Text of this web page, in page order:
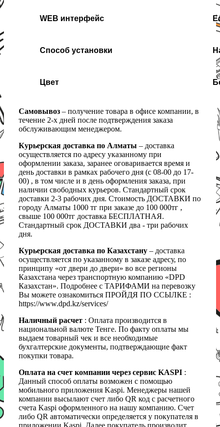
WEB интерфейс
Способ установки
Цвет
Самовывоз – получение товара в офисе компании, в
течение 2-х дней после подтверждения заказа
обслуживающим менеджером.
Курьерская доставка по Алматы – доставка
осуществляется по адресу указанному при
оформлении заказа, заранее оговаривается время и
день доставки в рамках рабочего дня (с 08-00 до 17-
00) , в том числе и в день оформления заказа, при
наличии свободных курьеров. Стандартный срок
доставки 2-3 рабочих дня. Стоимость ДОСТАВКИ по
городу Алматы 1000 тг при заказе до 100 000тг ,
свыше 100 000тг доставка БЕСПЛАТНАЯ.
Стандартный срок ДОСТАВКИ два - три рабочих
дня.
Курьерская доставка по Казахстану – доставка
осуществляется по указанному в заказе адресу, по
принципу «от двери до двери» во все регионы
Казахстана через транспортную компанию «DPD
Казахстан». Подробнее с ТАРИФАМИ на перевозку
Вы можете ознакомиться ПРОЙДЯ ПО ССЫЛКЕ :
https://www.dpd.kz/services/
Наличный расчет : Оплата производится в
национальной валюте Тенге. По факту оплаты мы
выдаем товарный чек и все необходимые
бухгалтерские документы, подтверждающие факт
покупки товара.
Оплата на счет компании через сервис KASPI :
Данный способ оплаты возможен с помощью
мобильного приложения Kaspi. Менеджеры нашей
компании высылают счет либо QR код с расчетного
счета Kaspi оформленного на нашу компанию. Счет
либо QR автоматически определяется у покупателя в
приложении Kaspi. Далее покупатель производит